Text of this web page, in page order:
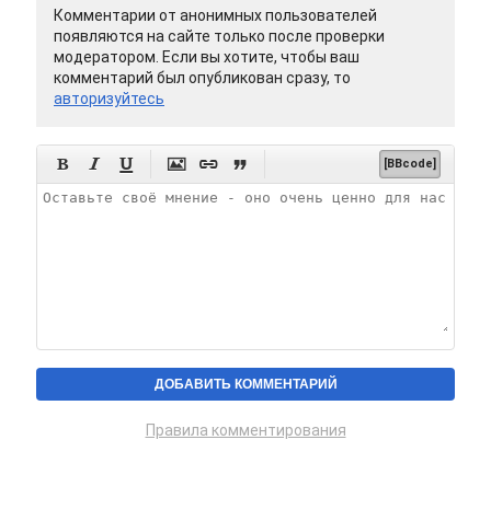
Комментарии от анонимных пользователей
появляются на сайте только после проверки
модератором. Если вы хотите, чтобы ваш
комментарий был опубликован сразу, то
авторизуйтесь
      [BBcode]
Правила комментирования